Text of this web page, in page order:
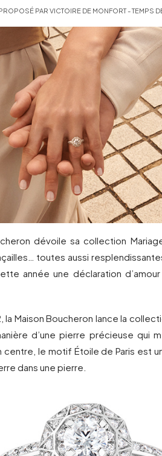
PAR VICTOIRE DE MONFORT - TEMPS
dévoile sa collection
toutes aussi
année une déclaration
la Maison Boucheron lance la
d’une pierre précieuse qui
centre, le motif Étoile de Paris est
dans une pierre.